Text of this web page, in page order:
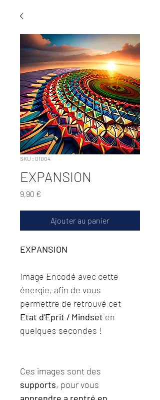
SKU : 01004
EXPANSION
9,90 €
Ajouter au panier
EXPANSION
Image Encodé avec cette
énergie, afin de vous
permettre de retrouvé cet
Etat d'Eprit / Mindset en
quelques secondes !
Ces images sont des
supports, pour vous